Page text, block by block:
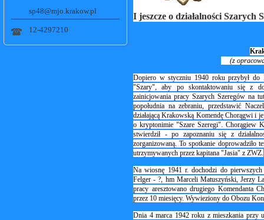
sp48@mjo.krakow.pl
12-4297210
I jeszcze o działalności
(z
Dopiero w styczniu 1940 roku przybył do
"Szary", aby po skontaktowaniu się z
zainicjowania pracy Szarych Szeregów na
popołudnia na zebraniu, przedstawić
działającą Krakowską Komendę Chorągwi i
o kryptonimie "Szare Szeregi". Chorągiew
stwierdził - po zapoznaniu się z
zorganizowaną. To spotkanie doprowadziło
utrzymywanych przez kapitana "Jasia" z ZWZ.
Na wiosnę 1941 r. dochodzi do
Felger - ?, hm Marceli Matuszyński, Jerzy
pracy aresztowano drugiego Komendanta
przez 10 miesięcy. Wywieziony do Obozu
Dnia 4 marca 1942 roku z mieszkania przy